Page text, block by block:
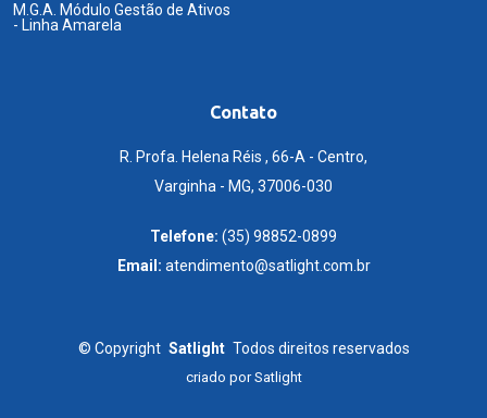
M.G.A. Módulo Gestão de Ativos
- Linha Amarela
Contato
R. Profa. Helena Réis , 66-A - Centro,
Varginha - MG, 37006-030
Telefone: (35) 98852-0899
Email: atendimento@satlight.com.br
© Copyright Satlight Todos direitos reservados
criado porSatlight